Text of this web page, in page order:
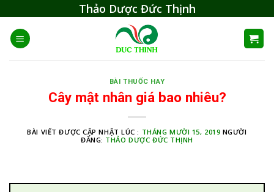
content
Thảo Dược Đức Thịnh
BÀI THUỐC HAY
Cây mật nhân giá bao nhiêu?
BÀI VIẾT ĐƯỢC CẬP NHẬT LÚC : THÁNG MƯỜI 15, 2019 NGƯỜI
ĐĂNG: THẢO DƯỢC ĐỨC THỊNH